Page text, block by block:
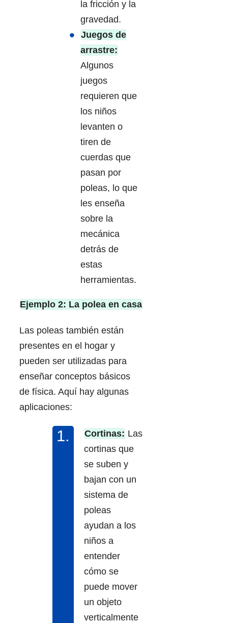
la fricción y la
gravedad.
Juegos de
arrastre:
Algunos
juegos
requieren que
los niños
levanten o
tiren de
cuerdas que
pasan por
poleas, lo que
les enseña
sobre la
mecánica
detrás de
estas
herramientas.
Ejemplo 2: La polea en casa
Las poleas también están
presentes en el hogar y
pueden ser utilizadas para
enseñar conceptos básicos
de física. Aquí hay algunas
aplicaciones:
Cortinas: Las
cortinas que
se suben y
bajan con un
sistema de
poleas
ayudan a los
niños a
entender
cómo se
puede mover
un objeto
verticalmente